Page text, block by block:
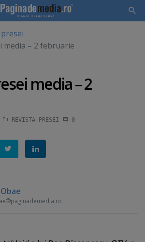
media – 2 februarie
media – 2
REVISTA PRESEI 0
paginademedia.ro